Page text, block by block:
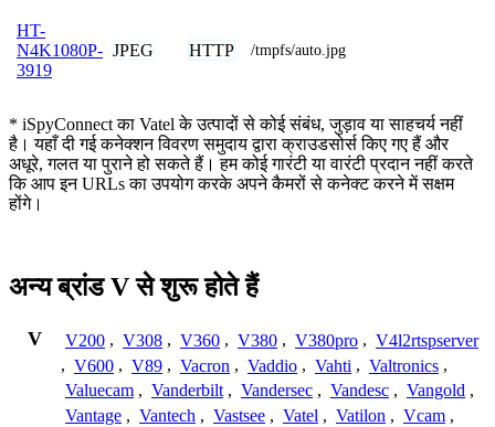
HT-
N4K1080P-
3919
JPEG HTTP /tmpfs/auto.jpg
* iSpyConnect का Vatel के उत्पादों से कोई संबंध, जुड़ाव या साहचर्य नहीं
है। यहाँ दी गई कनेक्शन विवरण समुदाय द्वारा क्राउडसोर्स किए गए हैं और
अधूरे, गलत या पुराने हो सकते हैं। हम कोई गारंटी या वारंटी प्रदान नहीं करते
कि आप इन URLs का उपयोग करके अपने कैमरों से कनेक्ट करने में सक्षम
होंगे।
अन्य ब्रांड V से शुरू होते हैं
V V200 , V308 , V360 , V380 , V380pro , V4l2rtspserver
, V600 , V89 , Vacron , Vaddio , Vahti , Valtronics ,
Valuecam , Vanderbilt , Vandersec , Vandesc , Vangold ,
Vantage , Vantech , Vastsee , Vatel , Vatilon , Vcam ,